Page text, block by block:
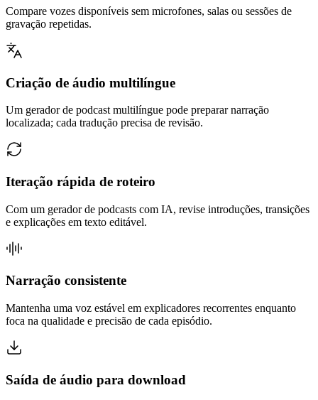
Compare vozes disponíveis sem microfones, salas ou sessões de
gravação repetidas.
Criação de áudio multilíngue
Um gerador de podcast multilíngue pode preparar narração
localizada; cada tradução precisa de revisão.
Iteração rápida de roteiro
Com um gerador de podcasts com IA, revise introduções, transições
e explicações em texto editável.
Narração consistente
Mantenha uma voz estável em explicadores recorrentes enquanto
foca na qualidade e precisão de cada episódio.
Saída de áudio para download